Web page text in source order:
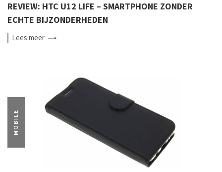
REVIEW: HTC U12 LIFE – SMARTPHONE ZONDER
ECHTE BIJZONDERHEDEN
Leesmeer
MOBILE